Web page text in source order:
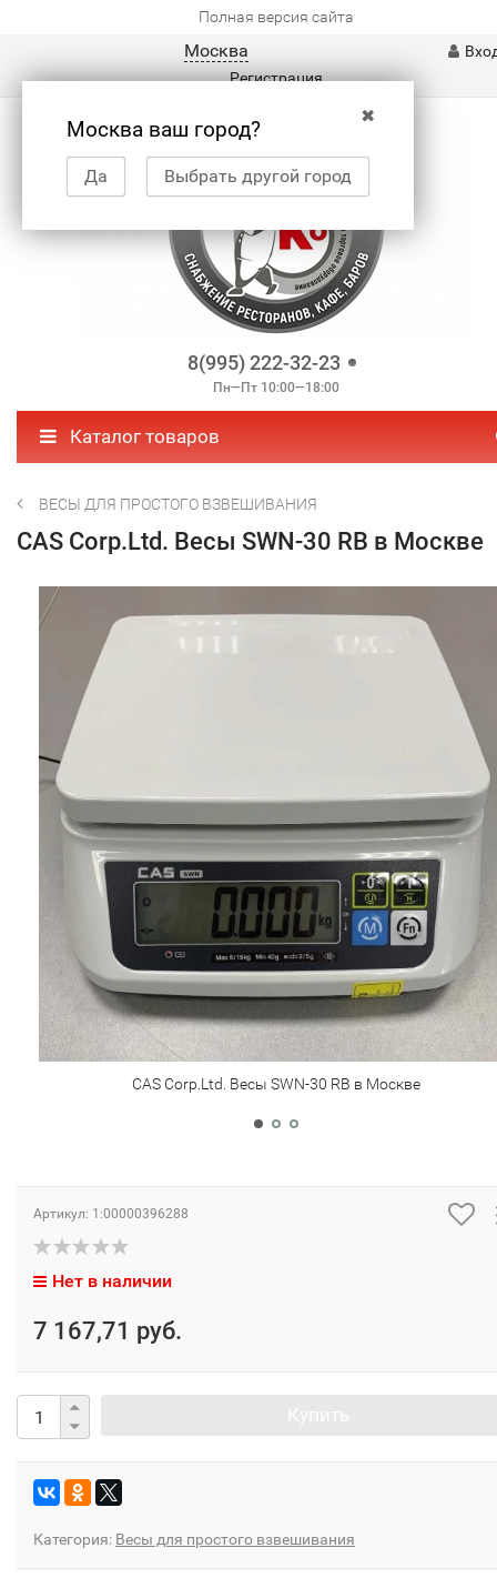
Полная версия сайта
Москва
✖
Москва ваш город?
Да Выбрать другой город
Регистрация
8(995) 222-32-23
Пн—Пт 10:00—18:00
Каталог товаров
ВЕСЫ ДЛЯ ПРОСТОГО ВЗВЕШИВАНИЯ
CAS Corp.Ltd. Весы SWN-30 RB в Москве
CAS Corp.Ltd. Весы SWN-30 RB в Москве
Артикул: 1:00000396288
Нет в наличии
7 167,71 руб.
Категория: Весы для простого взвешивания